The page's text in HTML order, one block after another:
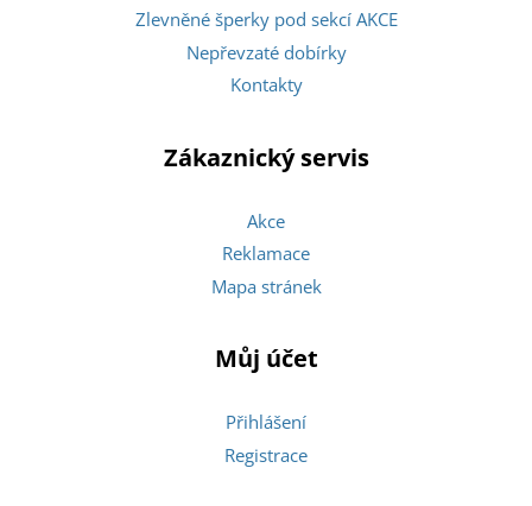
Zlevněné šperky pod sekcí AKCE
Nepřevzaté dobírky
Kontakty
Zákaznický servis
Akce
Reklamace
Mapa stránek
Můj účet
Přihlášení
Registrace